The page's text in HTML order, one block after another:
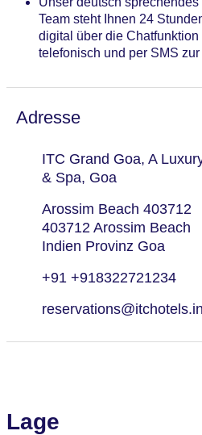
Team steht Ihnen 24
digital über die Chatfunktion
telefonisch und per SMS zur
Adresse
ITC Grand Goa, A
& Spa, Goa
Arossim Beach 403712
403712 Arossim Beach
Indien Provinz Goa
+91 +918322721234
reservations@itchotels.in
Lage